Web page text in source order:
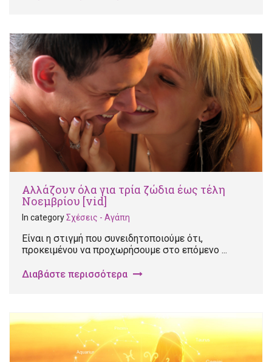
Αλλάζουν όλα για τρία ζώδια έως τέλη
Νοεμβρίου [vid]
In categoryΣχέσεις - Αγάπη
Είναι η στιγμή που συνειδητοποιούμε ότι,
προκειμένου να προχωρήσουμε στο επόμενο ...
Διαβάστε περισσότερα